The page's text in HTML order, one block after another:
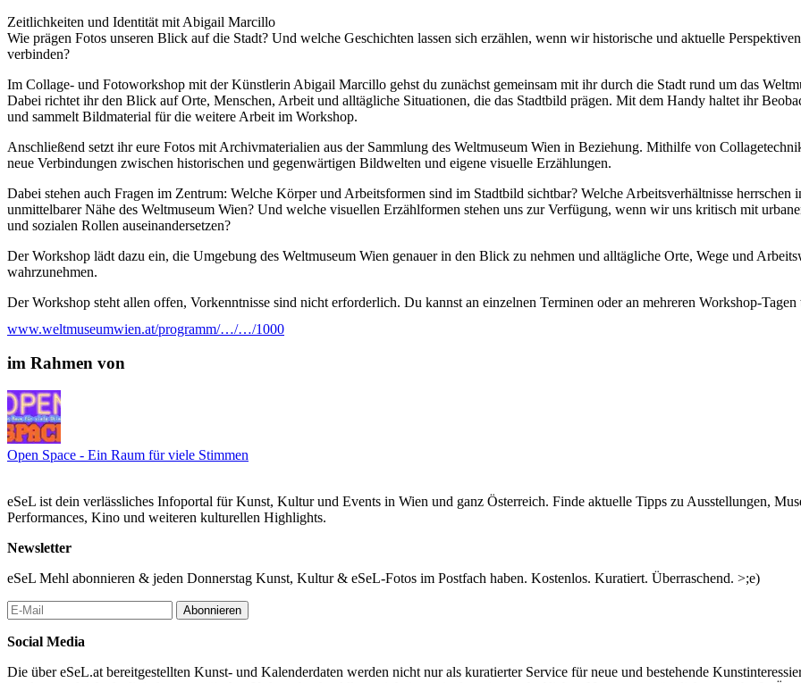
Zeitlichkeiten und Identität mit Abigail Marcillo
Wie prägen Fotos unseren Blick auf die Stadt? Und welche Geschichten lassen sich erzählen, wenn wir historische und aktuelle
verbinden?
Im Collage- und Fotoworkshop mit der Künstlerin Abigail Marcillo gehst du zunächst gemeinsam mit ihr durch die Stadt rund um das
Dabei richtet ihr den Blick auf Orte, Menschen, Arbeit und alltägliche Situationen, die das Stadtbild prägen. Mit dem Handy haltet ihr
und sammelt Bildmaterial für die weitere Arbeit im Workshop.
Anschließend setzt ihr eure Fotos mit Archivmaterialien aus der Sammlung des Weltmuseum Wien in Beziehung. Mithilfe von
neue Verbindungen zwischen historischen und gegenwärtigen Bildwelten und eigene visuelle Erzählungen.
Dabei stehen auch Fragen im Zentrum: Welche Körper und Arbeitsformen sind im Stadtbild sichtbar? Welche Arbeitsverhältnisse herrschen
unmittelbarer Nähe des Weltmuseum Wien? Und welche visuellen Erzählformen stehen uns zur Verfügung, wenn wir uns kritisch mit
und sozialen Rollen auseinandersetzen?
Der Workshop lädt dazu ein, die Umgebung des Weltmuseum Wien genauer in den Blick zu nehmen und alltägliche Orte, Wege und
wahrzunehmen.
Der Workshop steht allen offen, Vorkenntnisse sind nicht erforderlich. Du kannst an einzelnen Terminen oder an mehreren Workshop-Tagen
Temporalities and Identity with Abigail Marcillo
dialogue?
In this collage and photography workshop with artist Abigail Marcillo, you will start by exploring the area surrounding the Weltmuseum
her. Along the way, you will focus on places, people, work, and everyday situations that shape the urban landscape. Using your smartphone,
document your observations and collect visual material for the workshop.
Next, you will place your photographs in dialogue with archival materials from the collection of the Weltmuseum Wien. Using collage
The workshop also centres on a series of questions: Which bodies and forms of labour are visible in the urban landscape? What working
the immediate vicinity of the Weltmuseum Wien? And what visual forms of storytelling are available to us when critically engaging with
working environments from new perspectives.
The workshop is open to everyone, and no prior experience is required. You are welcome to attend a single session or participate in several
...Mehr lesen
www.weltmuseumwien.at/programm/…/…/1000
im Rahmen von
Open Space - Ein Raum für viele Stimmen
eSeL ist dein verlässliches Infoportal für Kunst, Kultur und Events in Wien und ganz Österreich. Finde aktuelle Tipps zu Ausstellungen,
Performances, Kino und weiteren kulturellen Highlights.
Newsletter
eSeL Mehl abonnieren & jeden Donnerstag Kunst, Kultur & eSeL-Fotos im Postfach haben. Kostenlos. Kuratiert. Überraschend. >;e)
Abonnieren
Social Media
Die über eSeL.at bereitgestellten Kunst- und Kalenderdaten werden nicht nur als kuratierter Service für neue und bestehende